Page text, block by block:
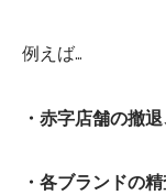
例えば…
・赤字店舗の撤
・各ブランドの